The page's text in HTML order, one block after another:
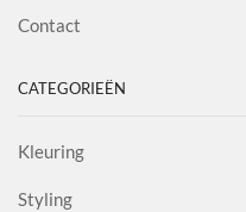
Contact
CATEGORIEËN
Kleuring
Styling